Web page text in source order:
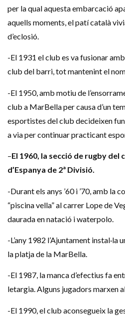
per la qual aquesta embarcació
aquells moments, el patí català
d’eclosió.
-El 1931 el club es va fusionar
club del barri, tot mantenint el
-El 1950, amb motiu de
club a MarBella per causa d’un
esportistes del club decideixen
a via per continuar practicant
–El 1960, la secció de rugby del
d’Espanya de 2ª Divisió.
-Durant els anys ’60 i ’70, amb la
“piscina vella” al carrer Lope de
daurada en natació i waterpolo.
-L’any 1982 l’Ajuntament instal·la
la platja de la MarBella.
-El 1987, la manca d’efectius fa
letargia. Alguns jugadors marxen
-El 1990, el club aconsegueix la